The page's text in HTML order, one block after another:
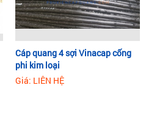
Cáp quang 4 sợi Vinacap cống
phi kim loại
Giá: LIÊN HỆ